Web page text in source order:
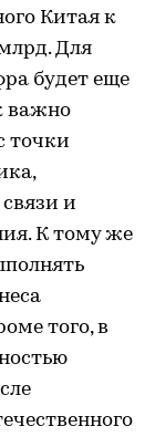
Китая к
Для
будет еще
важно
точки
и
К тому же
того, в